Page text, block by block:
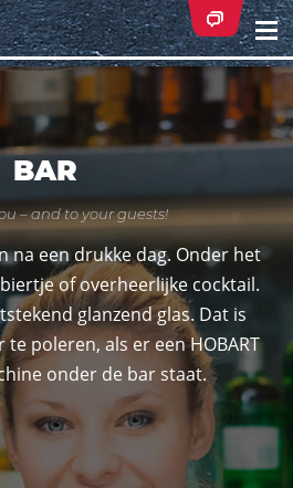
BAR
– and to your guests!
na een drukke dag. Onder het
of overheerlijke cocktail.
glanzend glas. Dat is
poleren, als er een HOBART
onder de bar staat.